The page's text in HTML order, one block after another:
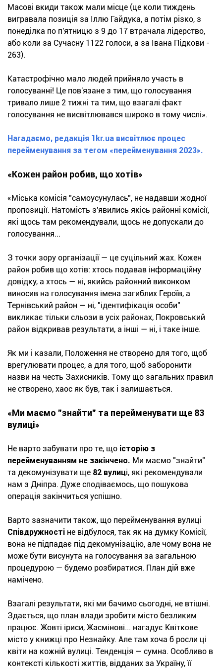
Масові вкиди також мали місце (це коли тиждень
вигравала позиція за Іллю Гайдука, а потім різко, з
понеділка по п'ятницю з 9 до 17 втрачала лідерство,
або коли за Сучасну 1122 голоси, а за Івана Підкови -
263).
Катастрофічно мало людей прийняло участь в
голосуванні! Це пов'язане з тим, що голосування
тривало лише 2 тижні та тим, що взагалі факт
голосування не висвітлювався широко в тому числі».
Нагадаємо, редакція 1kr.ua висвітлює процес
перейменування за тегом «перейменування 2023».
«Кожен район робив, що хотів»
«Міська комісія "самоусунулась", не надавши жодної
пропозиції. Натомість з'явились якісь районні комісії,
які щось там рекомендували, щось не допускали до
голосування...
З точки зору організації — це суцільний жах. Кожен
район робив що хотів: хтось подавав інформаційну
довідку, а хтось — ні, якийсь районний виконком
виносив на голосування імена загиблих Героїв, а
Тернівський район — ні, "ідентифікація особи"
викликає тільки сльози в усіх районах, Покровський
район відкривав результати, а інші — ні, і таке інше.
Як ми і казали, Положення не створено для того, щоб
врегулювати процес, а для того, щоб заборонити
назви на честь Захисників. Тому що загальних правил
не створено, хаос як був, так і залишається.
«Ми маємо "знайти" та перейменувати ще 83
вулиці»
Не варто забувати про те, що історію з
перейменуванням не закінчено. Ми маємо "знайти"
та декомунізувати ще 82 вулиці, які рекомендували
нам з Дніпра. Дуже сподіваємось, що пошукова
операція закінчиться успішно.
Варто зазначити також, що перейменування вулиці
Співдружності не відбулося, так як на думку Комісії,
вона не підпадає під декомунізацію, але чому вона не
може бути висунута на голосування за загальною
процедурою — будемо розбиратися. План дій вже
намічено.
Взагалі результати, які ми бачимо сьогодні, не втішні.
Здається, що план влади зробити місто безликим
працює. Жовті іриси, Жасмінові... нагадує Квіткове
місто у книжці про Незнайку. Але там хоча б росли ці
квіти на кожній вулиці. Тенденція — сумна. Особливо в
контексті кількості життів, відданих за Україну, її